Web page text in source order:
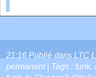
21:16 Publié dans LTC
permanent| Tags : funk.